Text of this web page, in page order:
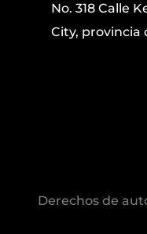
No. 318 Calle
City, provincia
Derechos de